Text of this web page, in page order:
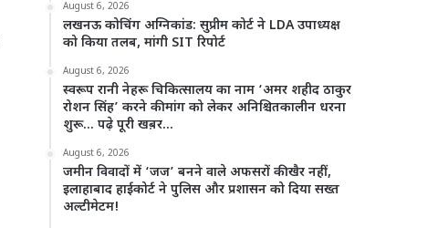
August 6, 2026
लखनऊ कोचिंग अग्निकांड: सुप्रीम कोर्ट ने LDA उपाध्यक्ष
को किया तलब, मांगी SIT रिपोर्ट
August 6, 2026
स्वरूप रानी नेहरू चिकित्सालय का नाम ‘अमर शहीद ठाकुर
रोशन सिंह’ करने की मांग को लेकर अनिश्चितकालीन धरना
शुरू… पढ़े पूरी खब़र…
August 6, 2026
जमीन विवादों में ‘जज’ बनने वाले अफसरों की खैर नहीं,
इलाहाबाद हाईकोर्ट ने पुलिस और प्रशासन को दिया सख्त
अल्टीमेटम!